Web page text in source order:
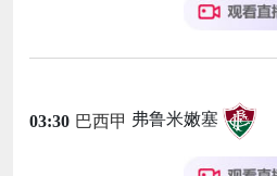
03:30 巴西甲 弗鲁米嫩塞